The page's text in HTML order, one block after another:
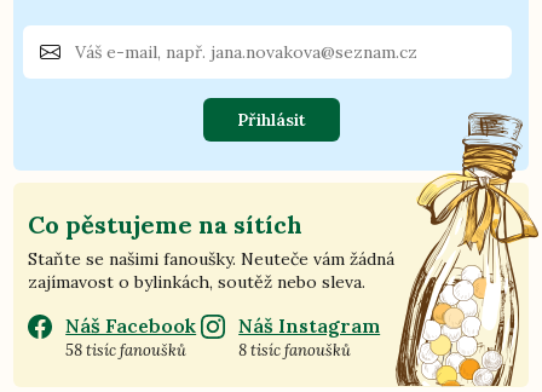
Přihlásit
Co pěstujeme na sítích
Staňte se našimi fanoušky. Neuteče vám žádná
zajímavost o bylinkách, soutěž nebo sleva.
Náš Facebook
58 tisíc fanoušků
Náš Instagram
8 tisíc fanoušků